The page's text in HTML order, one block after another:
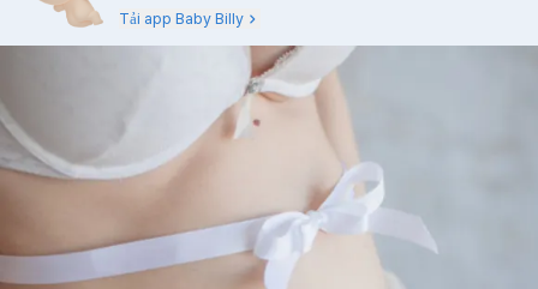
Tải app Baby Billy